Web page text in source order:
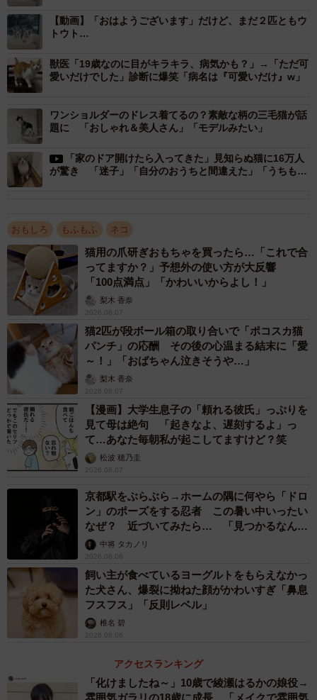
【動画】「おはようございます」だけど、まだ２匹ともウ
トウト…
獣医「19歳なのに目がキラキラ、病気かも？」→「ただ可
愛いだけでした」診断に爆笑「病名は『可愛いだけ』w」
ワンショルダーのドレス着てるの？素敵な柄の三毛猫が話
題に 「おしゃれ＆美人さん」「モデルみたい」
「家のドア開けたら入ってきた」見知らぬ猫に16万人
が驚き 「迷子」「自分のおうちと間違えた」「うちもあ
おもしろ もふもふ ネコ
猫用の爪研ぎおもちゃを買ったら…「これで合
ってますか？」予想外の使い方が大反響
「100点満点」「かわいいからよし！」
梨木 香奈
2026.08.07
猫2匹が段ボール箱の取り合いで「ポコスカ猫
パンチ」の応酬 その後の心温まる結末に「愛
～！」「おばちゃん泣きそうや…」
梨木 香奈
2026.08.07
【漫画】大学生息子の「頼れる彼氏」っぷりを
見て母は絶句 「起きなよ、遅刻するよ」っ
て…あなた毎朝私が起こしてますけど？笑
松波 穂乃圭
2026.08.07
京都駅をぶらぶら→ホームの隅に何やら「ドロ
ン」のポーズをする忍者 この暑い中いったい
なぜ？ 近づいてみたら… 「見つかるなんて
未熟」中将 タカノリ
2026.08.06
飼い主が食べているヨーグルトをもらえなかっ
た犬さん、爆裂に拗ねた顔がかわいすぎ「鼻息
フスフス」「反則レベル」
椎名 碧
2026.08.06
アクセスランキング
「化けましたね～」10歳で綾瀬はるかの娘役→
雰囲気ガラリの18歳に成長 「メイクで雰囲気